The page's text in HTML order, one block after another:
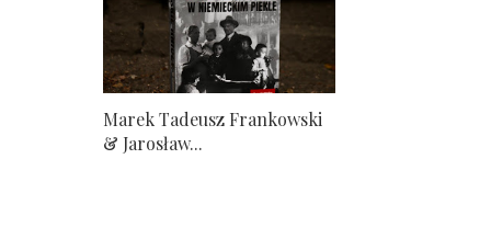
Marek Tadeusz Frankowski
& Jarosław...